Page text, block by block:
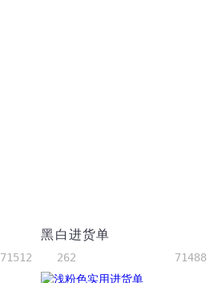
71512
黑白进货单
262 71488